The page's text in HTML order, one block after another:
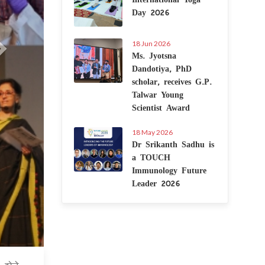
Day 2026
18 Jun 2026
Ms. Jyotsna
Dandotiya, PhD
scholar, receives G.P.
Talwar Young
Scientist Award
18 May 2026
Dr Srikanth Sadhu is
a TOUCH
Immunology Future
Leader 2026